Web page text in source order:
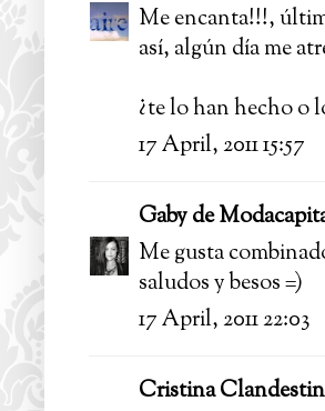
Me encanta!!!,
así, algún día me
¿te lo han hecho o
17 April, 2011 15:57
Gaby de
Me gusta
saludos y besos =)
17 April, 2011 22:03
Cristina